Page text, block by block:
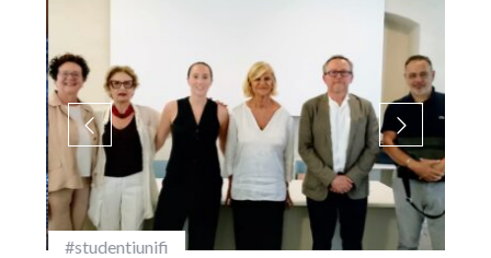
#studentiunifi